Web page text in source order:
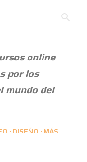
online
por los
mundo del
DISEÑO MÁS…